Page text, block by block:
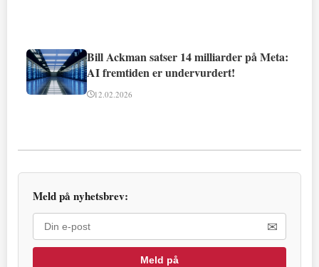
Bill Ackman satser 14 milliarder på Meta:
AI fremtiden er undervurdert!
12.02.2026
Meld på nyhetsbrev:
✉
Meld på